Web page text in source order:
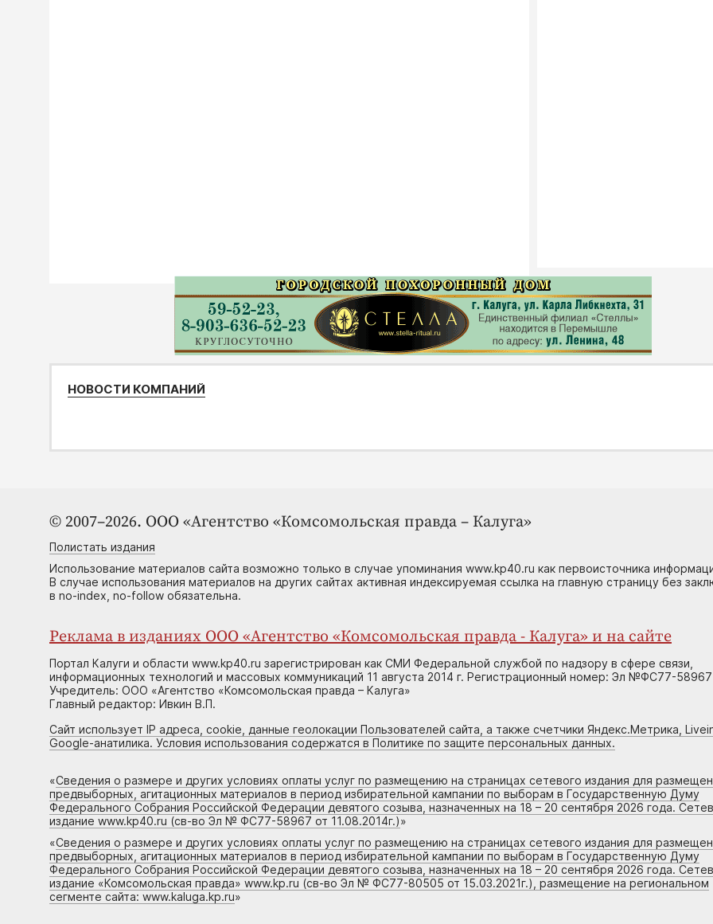
НОВОСТИ КОМПАНИЙ
© 2007–2026. ООО «Агентство «Комсомольская правда – Калуга»
Полистать издания
Использование материалов сайта возможно только в случае упоминания www.kp40.ru как первоисточника
В случае использования материалов на других сайтах активная индексируемая ссылка на главную страницу без
в no-index, no-follow обязательна.
Реклама в изданиях ООО «Агентство «Комсомольская правда - Калуга» и на сайте
Портал Калуги и области www.kp40.ru зарегистрирован как СМИ Федеральной службой по надзору в сфере связи,
информационных технологий и массовых коммуникаций 11 августа 2014 г. Регистрационный номер: Эл №ФС77-58967
Учредитель: ООО «Агентство «Комсомольская правда – Калуга»
Главный редактор: Ивкин В.П.
Сайт использует IP адреса, cookie, данные геолокации Пользователей сайта, а также счетчики Яндекс.Метрика,
Google-анатилика. Условия использования содержатся в Политике по защите персональных данных.
«Сведения о размере и других условиях оплаты услуг по размещению на страницах сетевого издания для
предвыборных, агитационных материалов в период избирательной кампании по выборам в Государственную Думу
Федерального Собрания Российской Федерации девятого созыва, назначенных на 18 – 20 сентября 2026 года.
издание www.kp40.ru (св-во Эл № ФС77-58967 от 11.08.2014г.)»
«Сведения о размере и других условиях оплаты услуг по размещению на страницах сетевого издания для
предвыборных, агитационных материалов в период избирательной кампании по выборам в Государственную Думу
Федерального Собрания Российской Федерации девятого созыва, назначенных на 18 – 20 сентября 2026 года.
издание «Комсомольская правда» www.kp.ru (св-во Эл № ФС77-80505 от 15.03.2021г.), размещение на региональном
сегменте сайта: www.kaluga.kp.ru»